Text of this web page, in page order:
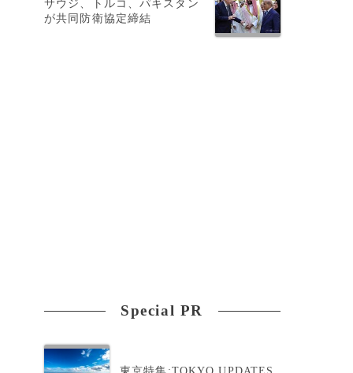
サウジ、トルコ、パキスタン
が共同防衛協定締結
Special PR
東京特集:TOKYO UPDATES